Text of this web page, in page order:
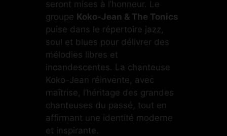
seront mises à l’honneur. Le
groupe Koko-Jean & The Tonics
puise dans le répertoire jazz,
soul et blues pour délivrer des
mélodies libres et
incandescentes. La chanteuse
Koko-Jean réinvente, avec
maîtrise, l’héritage des grandes
chanteuses du passé, tout en
affirmant une identité moderne
et inspirante.